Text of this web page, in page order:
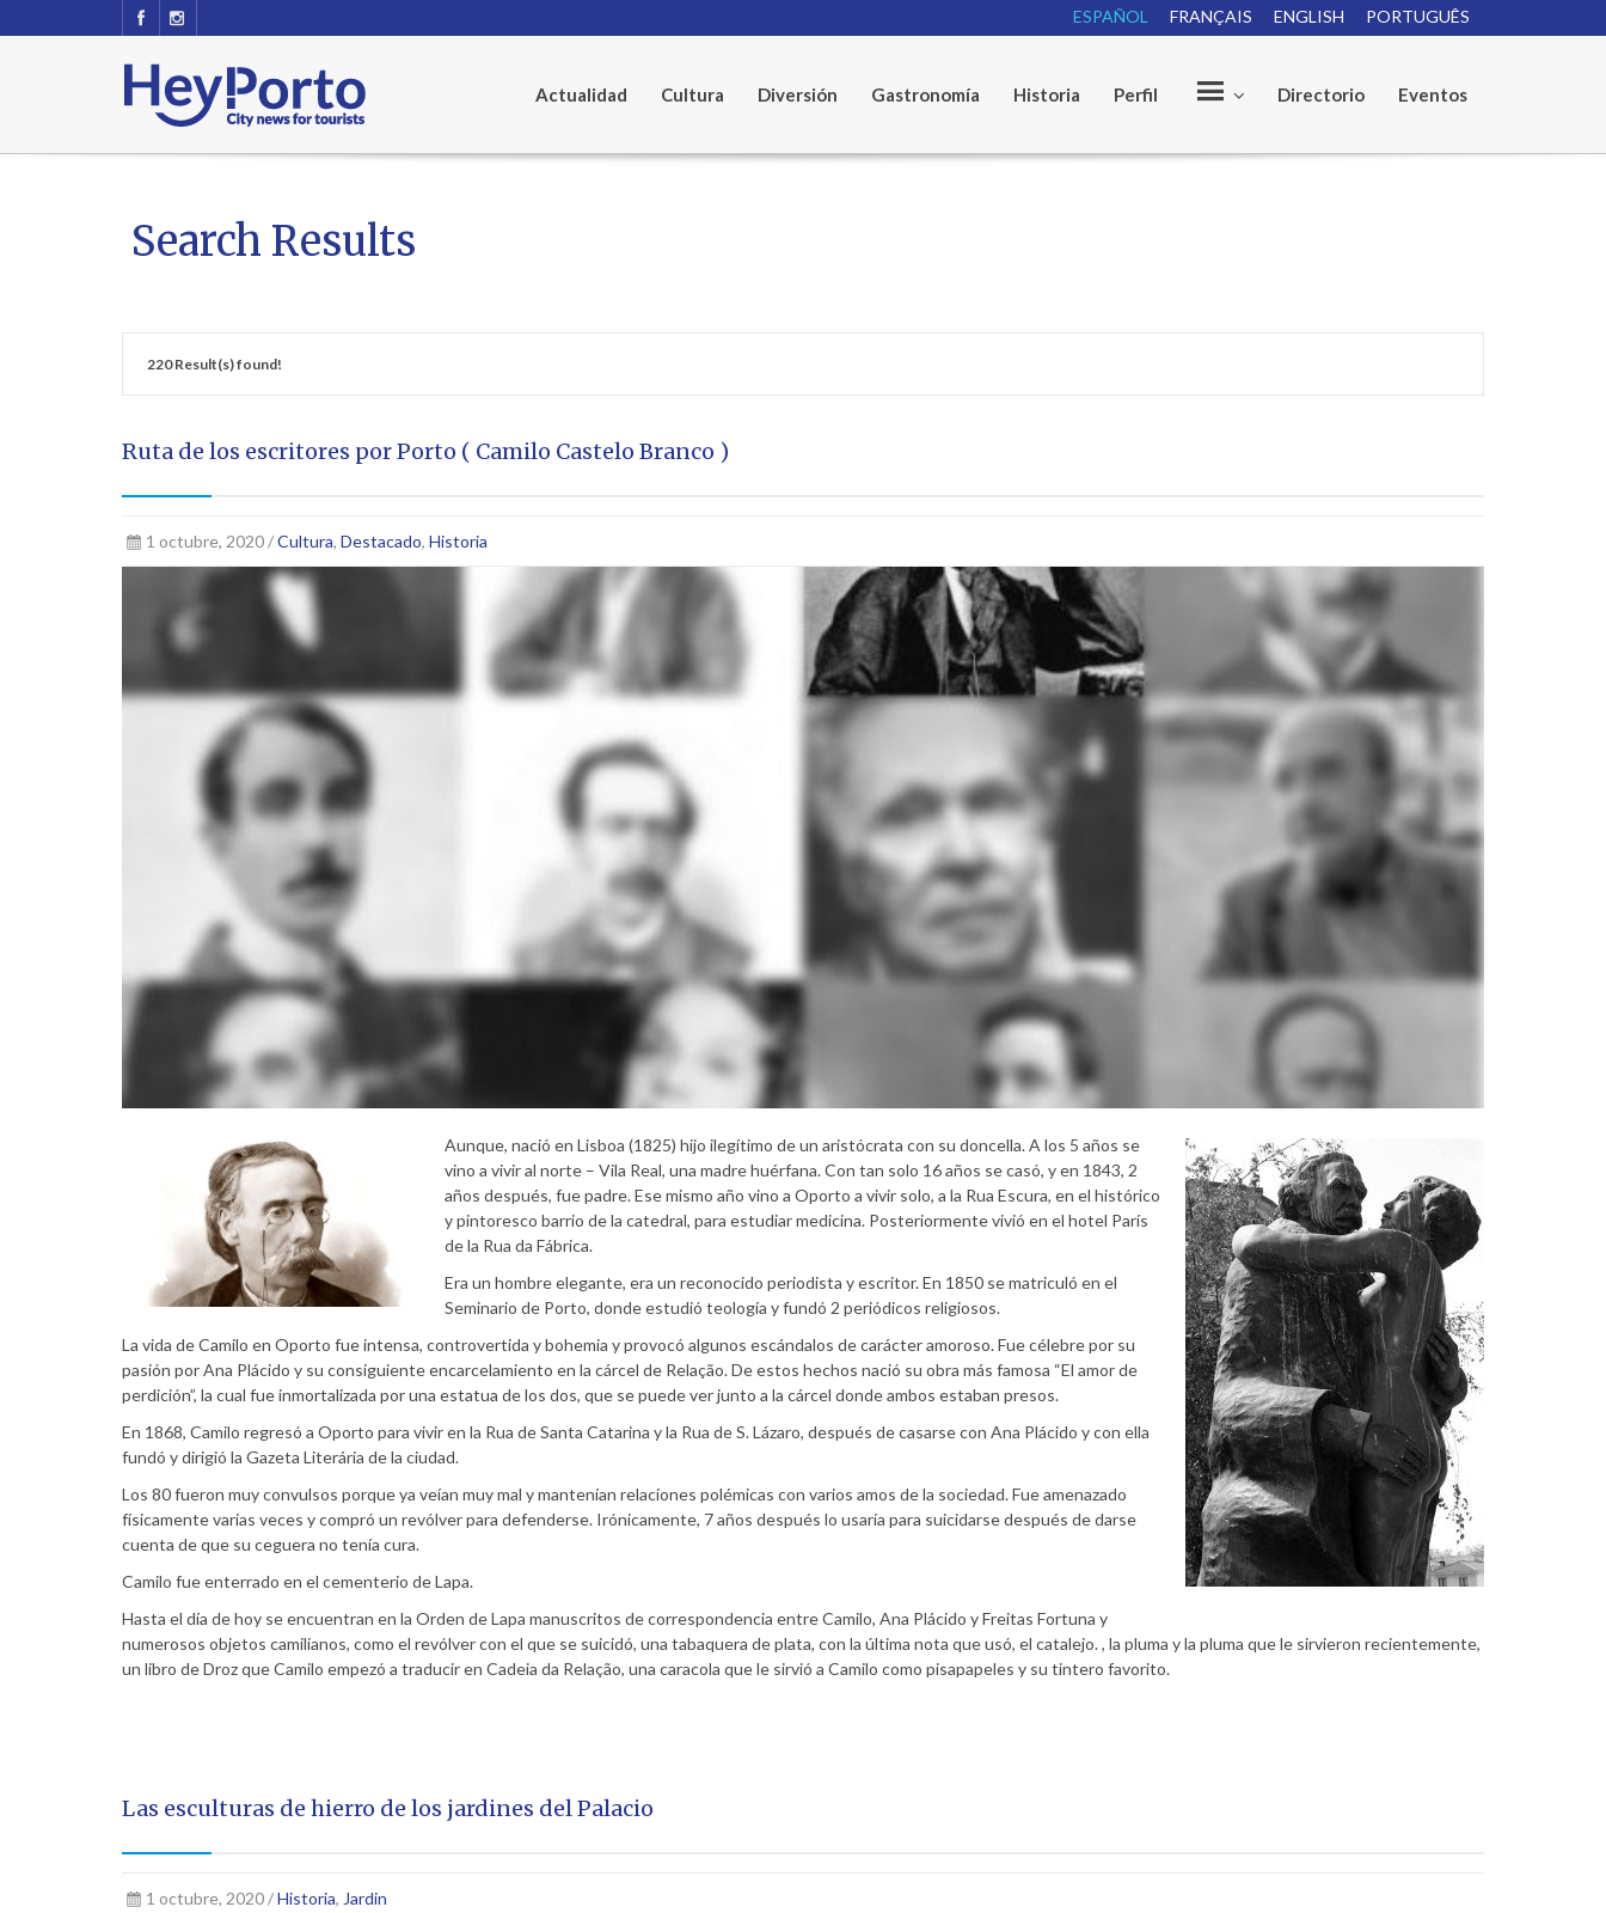
PORTUGUÊS
ENGLISH
FRANÇAIS
ESPAÑOL
Actualidad Cultura Diversión Gastronomía Historia Perfil
u
P
Directorio Eventos
Search Results
220 Result(s) found!
Ruta de los escritores por Porto ( Camilo Castelo Branco )
1 octubre, 2020 /Cultura, Destacado, Historia
Aunque, nació en Lisboa (1825) hijo ilegítimo de un aristócrata con su doncella. A los 5 años se
vino a vivir al norte – Vila Real, una madre huérfana. Con tan solo 16 años se casó, y en 1843, 2
años después, fue padre. Ese mismo año vino a Oporto a vivir solo, a la Rua Escura, en el histórico
y pintoresco barrio de la catedral, para estudiar medicina. Posteriormente vivió en el hotel París
de la Rua da Fábrica.
Era un hombre elegante, era un reconocido periodista y escritor. En 1850 se matriculó en el
Seminario de Porto, donde estudió teología y fundó 2 periódicos religiosos.
La vida de Camilo en Oporto fue intensa, controvertida y bohemia y provocó algunos escándalos de carácter amoroso. Fue célebre por su
pasión por Ana Plácido y su consiguiente encarcelamiento en la cárcel de Relação. De estos hechos nació su obra más famosa “El amor de
perdición”, la cual fue inmortalizada por una estatua de los dos, que se puede ver junto a la cárcel donde ambos estaban presos.
En 1868, Camilo regresó a Oporto para vivir en la Rua de Santa Catarina y la Rua de S. Lázaro, después de casarse con Ana Plácido y con ella
fundó y dirigió la Gazeta Literária de la ciudad.
Los 80 fueron muy convulsos porque ya veían muy mal y mantenían relaciones polémicas con varios amos de la sociedad. Fue amenazado
físicamente varias veces y compró un revólver para defenderse. Irónicamente, 7 años después lo usaría para suicidarse después de darse
cuenta de que su ceguera no tenía cura.
Camilo fue enterrado en el cementerio de Lapa.
Hasta el día de hoy se encuentran en la Orden de Lapa manuscritos de correspondencia entre Camilo, Ana Plácido y Freitas Fortuna y
numerosos objetos camilianos, como el revólver con el que se suicidó, una tabaquera de plata, con la última nota que usó, el catalejo. , la pluma y la pluma que le sirvieron recientemente,
un libro de Droz que Camilo empezó a traducir en Cadeia da Relação, una caracola que le sirvió a Camilo como pisapapeles y su tintero favorito.
Las esculturas de hierro de los jardines del Palacio
1 octubre, 2020 /Historia, Jardin